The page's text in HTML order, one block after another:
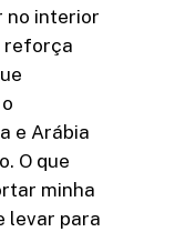
no interior
reforça
e Arábia
O que
minha
levar para